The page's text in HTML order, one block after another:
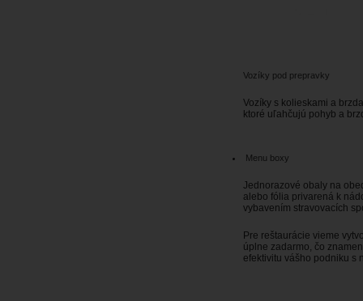
Vozíky pod prepravky
Vozíky s kolieskami a
ktoré uľahčujú pohyb a
Menu boxy
Jednorazové obaly na
alebo fólia privarená k
vybavením stravovacích
Pre reštaurácie vieme
úplne zadarmo, čo
efektivitu vášho podniku s